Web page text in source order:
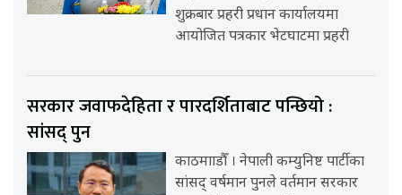
शुक्रबार प्रहरी प्रधान कार्यालयमा
आयोजित पत्रकार भेटघाटमा प्रहरी
सरकार जवाफदेहिता र पारदर्शिताबाट पन्छियो :
सांसद् पुन
काठमााडौँ । नेपाली कम्युनिष्ट पार्टीका
सांसद् वर्षमान पुनले वर्तमान सरकार